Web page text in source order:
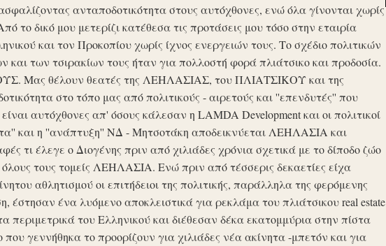
ανταποδοτικότητα στους αυτόχθονες, ενώ όλα γίνονται χωρίς
το δικό μου μετερίζι κατέθεσα τις προτάσεις μου τόσο στην εταιρία
και τον Προκοπίου χωρίς ίχνος ενεργειών τους. Το σχέδιο πολιτικών
και των τσιρακίων τους ήταν για πολλοστή φορά πλιάτσικο και προδοσία.
Μας θέλουν θεατές της ΛΕΗΛΑΣΙΑΣ, του ΠΛΙΑΤΣΙΚΟΥ και της
στο τόπο μας από πολιτικούς - αιρετούς και ''επενδυτές'' που
είναι αυτόχθονες απ' όσους κάλεσαν η LAMDA Development και οι πολιτικοί
και η ''ανάπτυξη'' ΝΔ - Μητσοτάκη αποδεικνύεται ΛΕΗΛΑΣΙΑ και
τι έλεγε ο Διογένης πριν από χιλιάδες χρόνια σχετικά με το δίποδο ζώο
τους τομείς ΛΕΗΛΑΣΙΑ. Ενώ πριν από τέσσερις δεκαετίες είχα
αθλητισμού οι επιτήδειοι της πολιτικής, παράλληλα της φερόμενης
έστησαν ένα λυόμενο αποκλειστικά για ρεκλάμα του πλιάτσικου real estate
περιμετρικά του Ελληνικού και διέθεσαν δέκα εκατομμύρια στην πίστα
γεννήθηκα το προορίζουν για χιλιάδες νέα ακίνητα -μπετόν και για